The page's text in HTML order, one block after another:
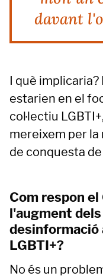
davant
I què
estarien en el
col·lectiu
mereixem per
de conquesta
Com respon
l'augment
desinformació
LGBTI+?
No és un